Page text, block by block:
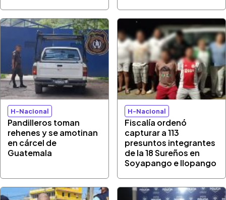
H-Nacional
Pandilleros toman
rehenes y se amotinan
en cárcel de
Guatemala
H-Nacional
Fiscalía ordenó
capturar a 113
presuntos integrantes
de la 18 Sureños en
Soyapango e Ilopango